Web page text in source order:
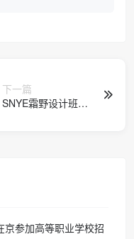
下一篇
SNYE霜野设计班学
参加高等职业学校招